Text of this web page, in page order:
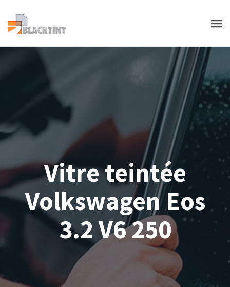
Vitre teintée
Volkswagen Eos
3.2 V6 250